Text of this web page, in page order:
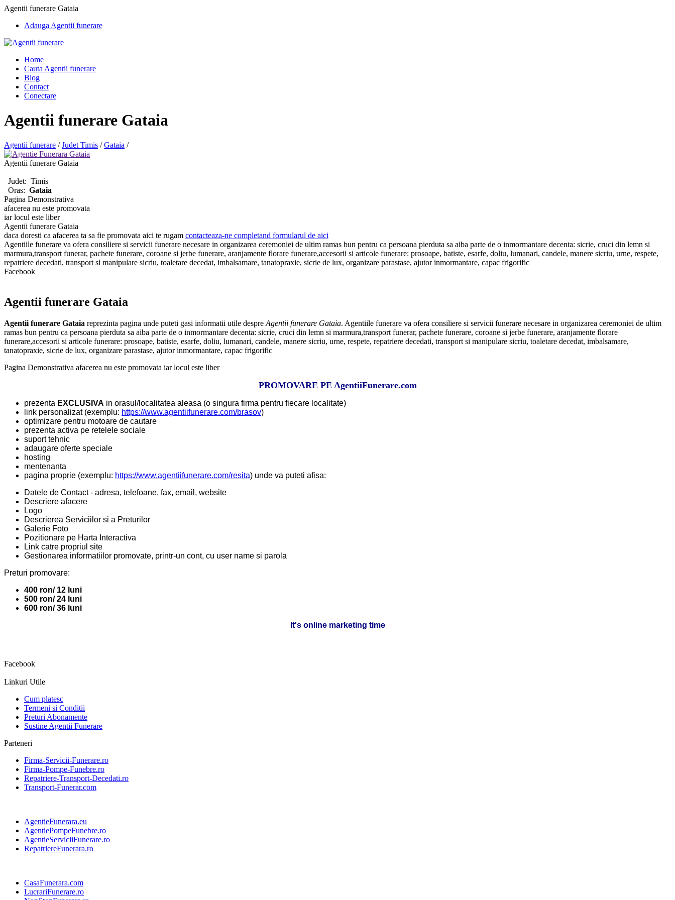
Agentii funerare Gataia
Adauga Agentii funerare
Home
Cauta Agentii funerare
Blog
Contact
Conectare
Agentii funerare Gataia
Agentii funerare /Judet Timis /Gataia /
Agentii funerare Gataia
Judet: Timis
Oras: Gataia
Pagina Demonstrativa
afacerea nu este promovata
iar locul este liber
Agentii funerare Gataia
daca doresti ca afacerea ta sa fie promovata aici te rugam contacteaza-ne completand formularul de aici
Agentiile funerare va ofera consiliere si servicii funerare necesare in organizarea ceremoniei de ultim ramas bun pentru ca persoana pierduta sa aiba parte de o inmormantare decenta: sicrie, cruci din lemn si
marmura,transport funerar, pachete funerare, coroane si jerbe funerare, aranjamente florare funerare,accesorii si articole funerare: prosoape, batiste, esarfe, doliu, lumanari, candele, manere sicriu, urne, respete,
repatriere decedati, transport si manipulare sicriu, toaletare decedat, imbalsamare, tanatopraxie, sicrie de lux, organizare parastase, ajutor inmormantare, capac frigorific
Facebook
Agentii funerare Gataia
Agentii funerare Gataia reprezinta pagina unde puteti gasi informatii utile despre Agentii funerare Gataia. Agentiile funerare va ofera consiliere si servicii funerare necesare in organizarea ceremoniei de ultim
ramas bun pentru ca persoana pierduta sa aiba parte de o inmormantare decenta: sicrie, cruci din lemn si marmura,transport funerar, pachete funerare, coroane si jerbe funerare, aranjamente florare
funerare,accesorii si articole funerare: prosoape, batiste, esarfe, doliu, lumanari, candele, manere sicriu, urne, respete, repatriere decedati, transport si manipulare sicriu, toaletare decedat, imbalsamare,
tanatopraxie, sicrie de lux, organizare parastase, ajutor inmormantare, capac frigorific
Pagina Demonstrativa afacerea nu este promovata iar locul este liber
PROMOVARE PE AgentiiFunerare.com
prezenta EXCLUSIVA in orasul/localitatea aleasa (o singura firma pentru fiecare localitate)
link personalizat (exemplu: https://www.agentiifunerare.com/brasov)
optimizare pentru motoare de cautare
prezenta activa pe retelele sociale
suport tehnic
adaugare oferte speciale
hosting
mentenanta
pagina proprie (exemplu: https://www.agentiifunerare.com/resita) unde va puteti afisa:
Datele de Contact - adresa, telefoane, fax, email, website
Descriere afacere
Logo
Descrierea Serviciilor si a Preturilor
Galerie Foto
Pozitionare pe Harta Interactiva
Link catre propriul site
Gestionarea informatiilor promovate, printr-un cont, cu user name si parola
Preturi promovare:
400 ron/ 12 luni
500 ron/ 24 luni
600 ron/ 36 luni
It's online marketing time
Facebook
Linkuri Utile
Cum platesc
Termeni si Conditii
Preturi Abonamente
Sustine Agentii Funerare
Parteneri
Firma-Servicii-Funerare.ro
Firma-Pompe-Funebre.ro
Repatriere-Transport-Decedati.ro
Transport-Funerar.com
AgentieFunerara.eu
AgentiePompeFunebre.ro
AgentieServiciiFunerare.ro
RepatriereFunerara.ro
CasaFunerara.com
LucrariFunerare.ro